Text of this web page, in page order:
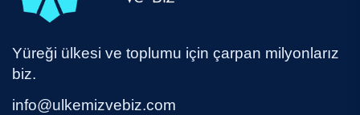
Yüreği ülkesi ve toplumu için çarpan milyonlarız
biz.
info@ulkemizvebiz.com